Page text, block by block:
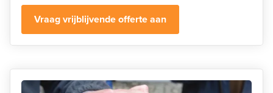
Vraag vrijblijvende offerte aan